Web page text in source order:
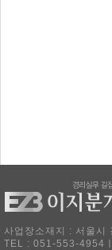
사업장소재지 : 서울
TEL : 051-553-4954